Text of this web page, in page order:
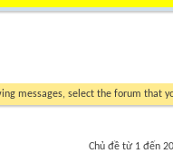
messages, select the forum that
Chủ đề từ 1 đến